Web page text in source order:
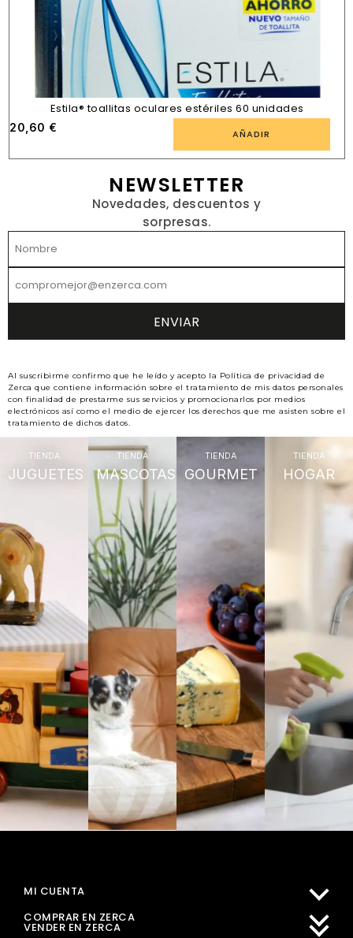
Estila® toallitas oculares estériles 60 unidades
20,60 € AÑADIR
NEWSLETTER
Novedades, descuentos y
sorpresas.
Al suscribirme confirmo que he leído y acepto la Política de privacidad de
Zerca que contiene información sobre el tratamiento de mis datos personales
con finalidad de prestarme sus servicios y promocionarlos por medios
electrónicos así como el medio de ejercer los derechos que me asisten sobre el
tratamiento de dichos datos.
TIENDA
JUGUETES
TIENDA
MASCOTAS
TIENDA
GOURMET
TIENDA
HOGAR
MI CUENTA
COMPRAR EN ZERCA
VENDER EN ZERCA